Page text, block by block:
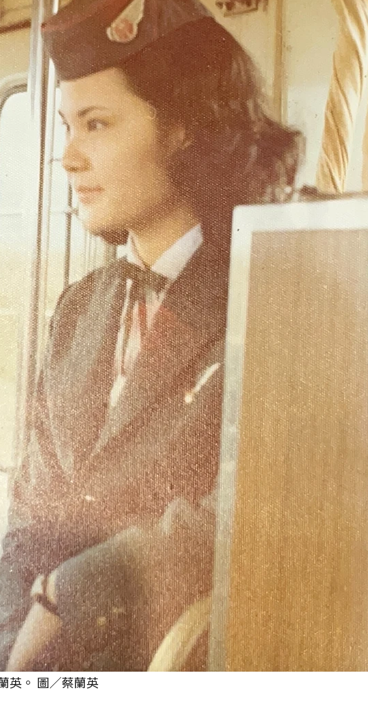
英。 圖／蔡蘭英